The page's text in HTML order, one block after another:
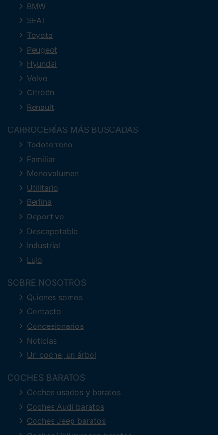
BMW
SEAT
Toyota
Peugeot
Hyundai
Volvo
Citroën
Renault
CARROCERÍAS MÁS BUSCADAS
Todoterreno
Familiar
Monovolumen
Utilitario
Berlina
Deportivo
Descapotable
Industrial
Lujo
SOBRE NOSOTROS
Quienes somos
Contacto
Concesionarios
Noticias
Un coche, un árbol
COCHES BARATOS
Coches usados y baratos
Coches Audi baratos
Coches Jeep baratos